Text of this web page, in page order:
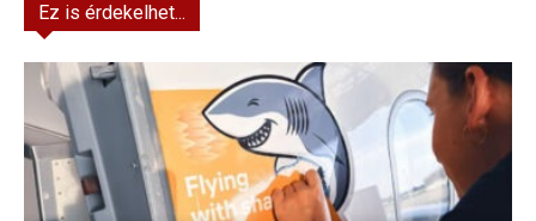
Ez is érdekelhet...